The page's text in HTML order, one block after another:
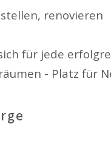
renovieren
für jede
- Platz für